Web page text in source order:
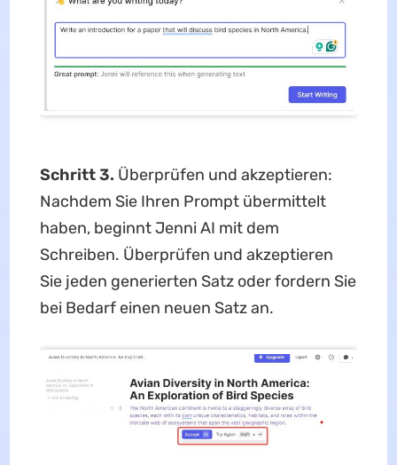
Schritt 3. Überprüfen und akzeptieren:
Nachdem Sie Ihren Prompt übermittelt
haben, beginnt Jenni AI mit dem
Schreiben. Überprüfen und akzeptieren
Sie jeden generierten Satz oder fordern Sie
bei Bedarf einen neuen Satz an.